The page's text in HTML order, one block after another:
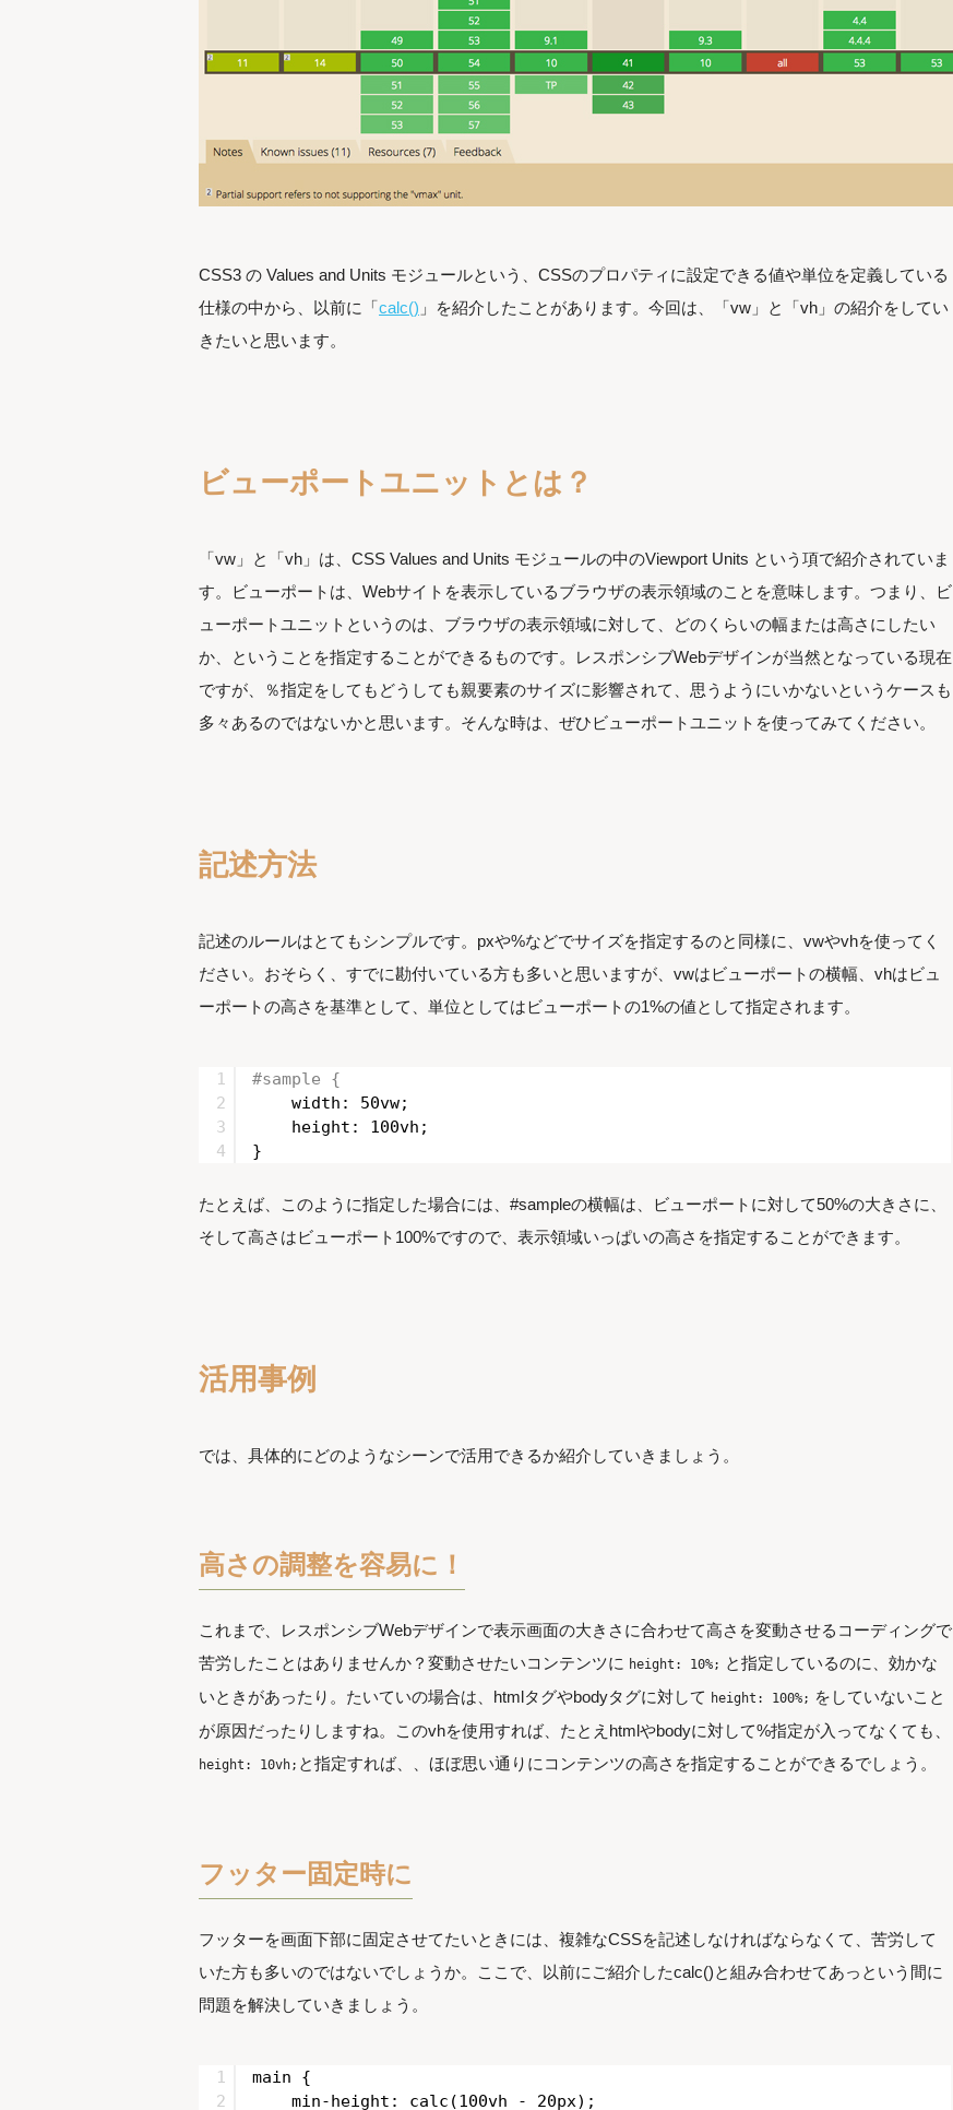
CSS3 の Values and Units モジュールという、CSSのプロパティに設定できる値や単位を定義している
仕様の中から、以前に「calc() 」を紹介したことがあります。今回は、「vw」と「vh」の紹介をしてい
きたいと思います。
ビューポートユニットとは？
「vw」と「vh」は、CSS Values and Units モジュールの中のViewport Units という項で紹介されていま
す。ビューポートは、Webサイトを表示しているブラウザの表示領域のことを意味します。つまり、ビ
ューポートユニットというのは、ブラウザの表示領域に対して、どのくらいの幅または高さにしたい
か、ということを指定することができるものです。レスポンシブWebデザインが当然となっている現在
ですが、％指定をしてもどうしても親要素のサイズに影響されて、思うようにいかないというケースも
多々あるのではないかと思います。そんな時は、ぜひビューポートユニットを使ってみてください。
記述方法
記述のルールはとてもシンプルです。pxや%などでサイズを指定するのと同様に、vwやvhを使ってく
ださい。おそらく、すでに勘付いている方も多いと思いますが、vwはビューポートの横幅、vhはビュ
ーポートの高さを基準として、単位としてはビューポートの1%の値として指定されます。
1
2
3
4
#sample {
width: 50vw;
height: 100vh;
}
たとえば、このように指定した場合には、#sampleの横幅は、ビューポートに対して50%の大きさに、
そして高さはビューポート100%ですので、表示領域いっぱいの高さを指定することができます。
活用事例
では、具体的にどのようなシーンで活用できるか紹介していきましょう。
高さの調整を容易に！
これまで、レスポンシブWebデザインで表示画面の大きさに合わせて高さを変動させるコーディングで
苦労したことはありませんか？変動させたいコンテンツに height: 10%; と指定しているのに、効かな
いときがあったり。たいていの場合は、htmlタグやbodyタグに対して height: 100%; をしていないこと
が原因だったりしますね。このvhを使用すれば、たとえhtmlやbodyに対して%指定が入ってなくても、
height: 10vh; と指定すれば、、ほぼ思い通りにコンテンツの高さを指定することができるでしょう。
フッター固定時に
フッターを画面下部に固定させてたいときには、複雑なCSSを記述しなければならなくて、苦労して
いた方も多いのではないでしょうか。ここで、以前にご紹介したcalc()と組み合わせてあっという間に
問題を解決していきましょう。
1
2
main {
min-height: calc(100vh - 20px);